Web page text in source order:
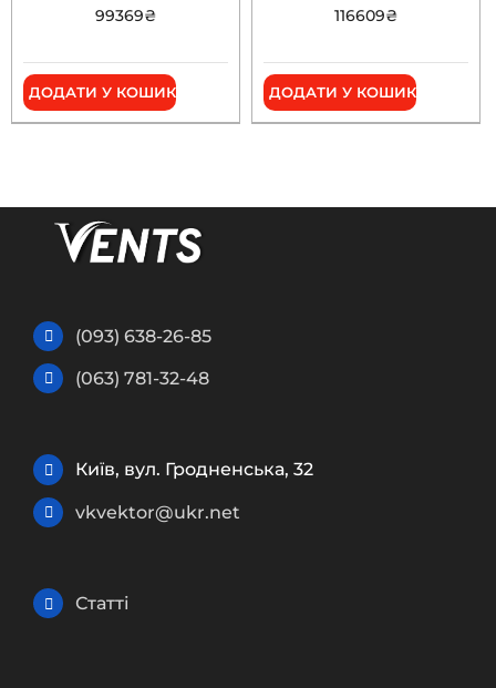
99369₴
ДОДАТИ У КОШИК
116609₴
ДОДАТИ У КОШИК
(093) 638-26-85
(063) 781-32-48
Київ, вул. Гродненська, 32
vkvektor@ukr.net
Статті